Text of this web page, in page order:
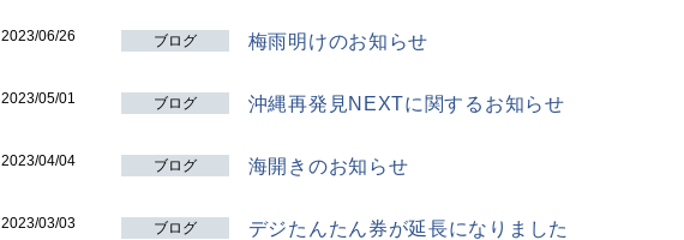
2023/06/26 ブログ 梅雨明けのお知らせ
2023/05/01 ブログ 沖縄再発見NEXTに関するお知らせ
2023/04/04 ブログ 海開きのお知らせ
2023/03/03 ブログ デジたんたん券が延長になりました